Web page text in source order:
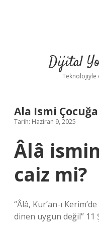
Dijital
Teknolojiyle
Ala Ismi
Tarih: Haziran 9, 2025
Âlâ
caiz mi?
“Âlâ, Kur’an-ı
dinen uygun değil” 11